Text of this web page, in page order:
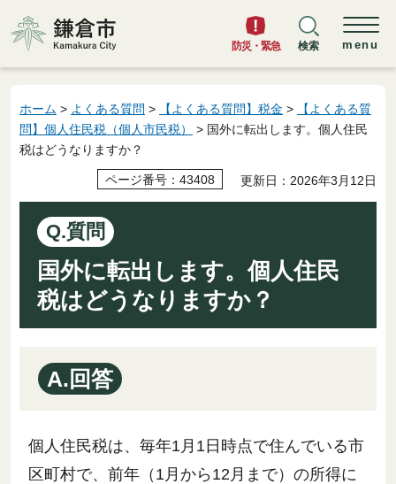
鎌倉市
防災・緊急 検索 menu
ホーム > よくある質問 > 【よくある質問】税金 >
【よくある質
問】個人住民税（個人市民税）
> 国外に転出します。個人住民
税はどうなりますか？
ページ番号：43408 更新日：2026年3月12日
Q.質問
国外に転出します。個人住民
税はどうなりますか？
A.回答
個人住民税は、毎年1月1日時点で住んでいる市
区町村で、前年（1月から12月まで）の所得に